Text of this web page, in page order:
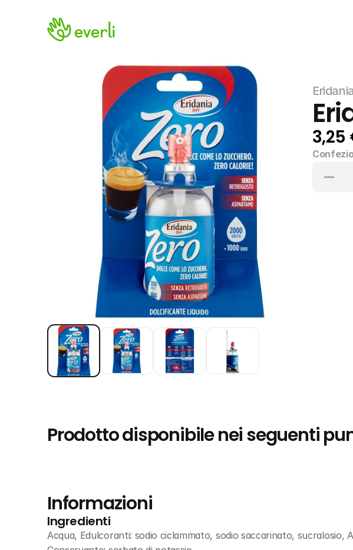
3,25
Prodotto disponibile nei seguenti
Informazioni
Ingredienti
Acqua, Edulcoranti: sodio ciclammato, sodio saccarinato, sucralosio,